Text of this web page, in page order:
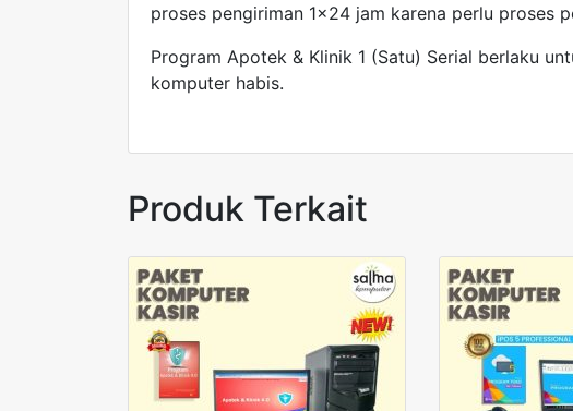
proses pengiriman 1×24 jam karena perlu proses
Program Apotek & Klinik 1 (Satu) Serial berlaku
komputer habis.
Produk Terkait